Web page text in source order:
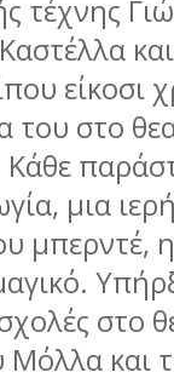
τέχνης
είκοσι
του στο
μια
μπερντέ,
στο
και